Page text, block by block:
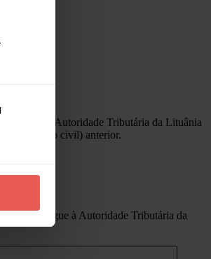
pelo que a Autoridade Tributária da Lituânia
fiscal (ano civil) anterior.
e entregue à Autoridade Tributária da